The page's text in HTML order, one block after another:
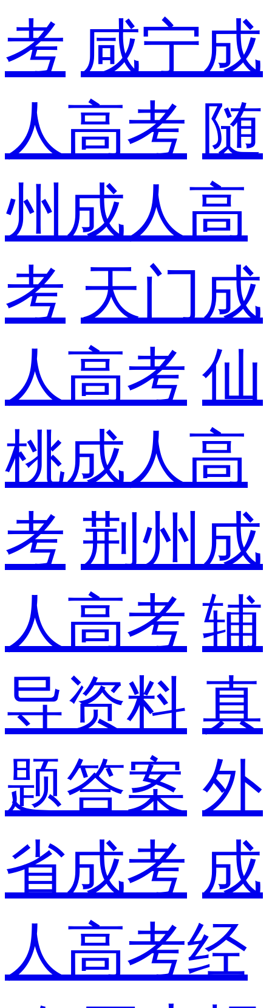
考 咸宁成
人高考 随
州成人高
考 天门成
人高考 仙
桃成人高
考 荆州成
人高考 辅
导资料 真
题答案 外
省成考 成
人高考经